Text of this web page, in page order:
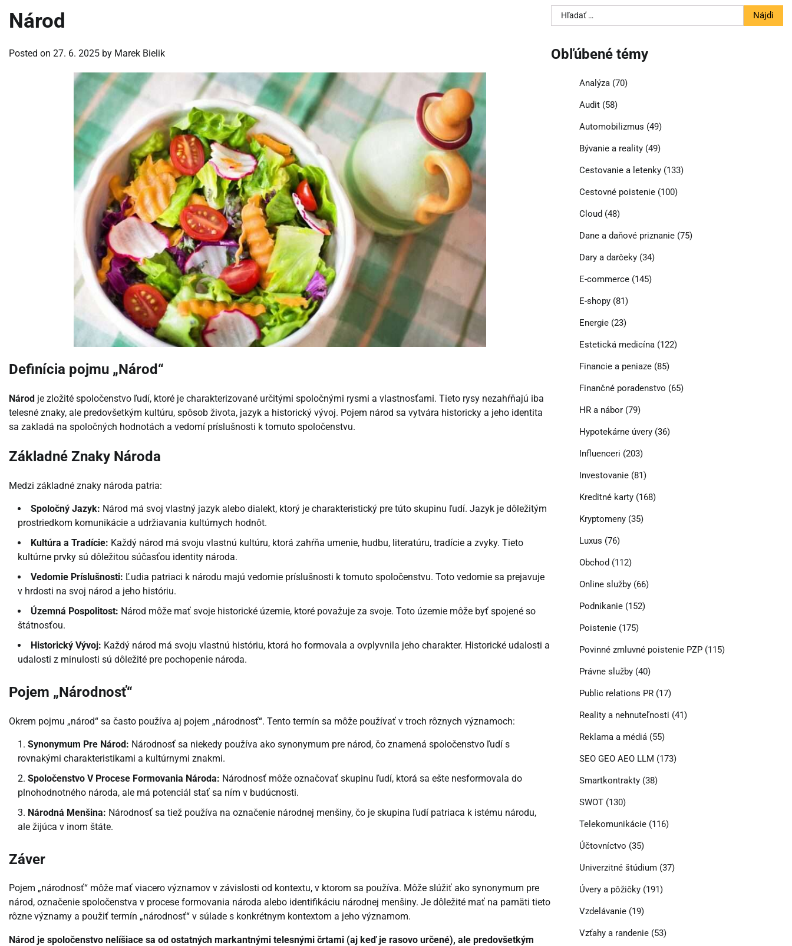
Národ
Posted on 27. 6. 2025 by Marek Bielik
Definícia pojmu „Národ“
Národ je zložité spoločenstvo ľudí, ktoré je charakterizované určitými spoločnými rysmi a vlastnosťami. Tieto rysy nezahŕňajú iba
telesné znaky, ale predovšetkým kultúru, spôsob života, jazyk a historický vývoj. Pojem národ sa vytvára historicky a jeho identita
sa zakladá na spoločných hodnotách a vedomí príslušnosti k tomuto spoločenstvu.
Základné Znaky Národa
Medzi základné znaky národa patria:
Spoločný Jazyk: Národ má svoj vlastný jazyk alebo dialekt, ktorý je charakteristický pre túto skupinu ľudí. Jazyk je dôležitým
prostriedkom komunikácie a udržiavania kultúrnych hodnôt.
Kultúra a Tradície: Každý národ má svoju vlastnú kultúru, ktorá zahŕňa umenie, hudbu, literatúru, tradície a zvyky. Tieto
kultúrne prvky sú dôležitou súčasťou identity národa.
Vedomie Príslušnosti: Ľudia patriaci k národu majú vedomie príslušnosti k tomuto spoločenstvu. Toto vedomie sa prejavuje
v hrdosti na svoj národ a jeho históriu.
Územná Pospolitost: Národ môže mať svoje historické územie, ktoré považuje za svoje. Toto územie môže byť spojené so
štátnosťou.
Historický Vývoj: Každý národ má svoju vlastnú históriu, ktorá ho formovala a ovplyvnila jeho charakter. Historické udalosti a
udalosti z minulosti sú dôležité pre pochopenie národa.
Pojem „Národnosť“
Okrem pojmu „národ“ sa často používa aj pojem „národnosť“. Tento termín sa môže používať v troch rôznych významoch:
Synonymum Pre Národ: Národnosť sa niekedy používa ako synonymum pre národ, čo znamená spoločenstvo ľudí s
rovnakými charakteristikami a kultúrnymi znakmi.
Spoločenstvo V Procese Formovania Národa: Národnosť môže označovať skupinu ľudí, ktorá sa ešte nesformovala do
plnohodnotného národa, ale má potenciál stať sa ním v budúcnosti.
Národná Menšina: Národnosť sa tiež používa na označenie národnej menšiny, čo je skupina ľudí patriaca k istému národu,
ale žijúca v inom štáte.
Záver
Pojem „národnosť“ môže mať viacero významov v závislosti od kontextu, v ktorom sa používa. Môže slúžiť ako synonymum pre
národ, označenie spoločenstva v procese formovania národa alebo identifikáciu národnej menšiny. Je dôležité mať na pamäti tieto
rôzne významy a použiť termín „národnosť“ v súlade s konkrétnym kontextom a jeho významom.
Národ je spoločenstvo nelíšiace sa od ostatných markantnými telesnými črtami (aj keď je rasovo určené), ale predovšetkým
Hľadať:
Obľúbené témy
Analýza(70)
Audit(58)
Automobilizmus (49)
Bývanie a reality(49)
Cestovanie a letenky(133)
Cestovné poistenie(100)
Cloud (48)
Dane a daňové priznanie(75)
Dary a darčeky(34)
E-commerce(145)
E-shopy(81)
Energie(23)
Estetická medicína(122)
Financie a peniaze(85)
Finančné poradenstvo (65)
HR a nábor(79)
Hypotekárne úvery(36)
Influenceri (203)
Investovanie(81)
Kreditné karty(168)
Kryptomeny(35)
Luxus (76)
Obchod (112)
Online služby(66)
Podnikanie(152)
Poistenie(175)
Povinné zmluvné poistenie PZP(115)
Právne služby(40)
Public relations PR(17)
Reality a nehnuteľnosti (41)
Reklama a médiá(55)
SEO GEO AEO LLM (173)
Smartkontrakty(38)
SWOT(130)
Telekomunikácie(116)
Účtovníctvo (35)
Univerzitné štúdium(37)
Úvery a pôžičky(191)
Vzdelávanie(19)
Vzťahy a randenie(53)